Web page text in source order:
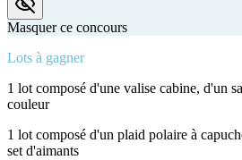
Masquer ce concours
Lots à gagner
1 lot composé d'une valise cabine, d'un
couleur
1 lot composé d'un plaid polaire à
set d'aimants